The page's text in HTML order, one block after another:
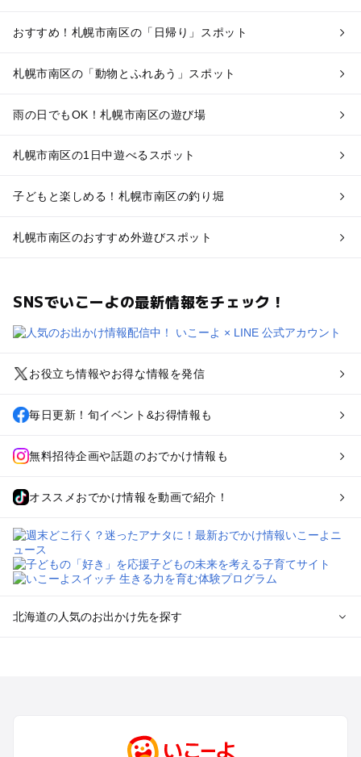
おすすめ！札幌市南区の「日帰り」スポット
札幌市南区の「動物とふれあう」スポット
雨の日でもOK！札幌市南区の遊び場
札幌市南区の1日中遊べるスポット
子どもと楽しめる！札幌市南区の釣り堀
札幌市南区のおすすめ外遊びスポット
SNSでいこーよの最新情報をチェック！
お役立ち情報やお得な情報を発信
毎日更新！旬イベント&お得情報も
無料招待企画や話題のおでかけ情報も
オススメおでかけ情報を動画で紹介！
北海道の人気のお出かけ先を探す
函館・湯の川温泉・大沼・松前のプールお出かけ